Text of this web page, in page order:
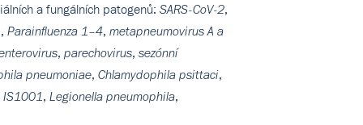
a fungálních patogenů: SARS-CoV-2,
, Parainfluenza 1–4, metapneumovirus A a
, parechovirus, sezónní
pneumoniae, Chlamydophila psittaci,
IS1001, Legionella pneumophila,